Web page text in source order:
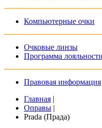
Компьютерные очки
Очковые линзы
Программа лояльности
Правовая информация
Главная |
Оправы |
Prada (Прада)